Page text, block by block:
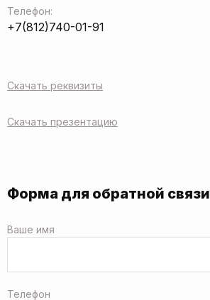
Телефон:
+7(812)740-01-91
Скачать реквизиты
Скачать презентацию
Форма для обратной связи
Ваше имя
Телефон